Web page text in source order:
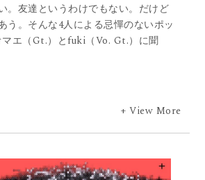
。友達というわけでもない。だけど
う。そんな4人による忌憚のないポッ
エ（Gt.）とfuki（Vo. Gt.）に聞
+ View More